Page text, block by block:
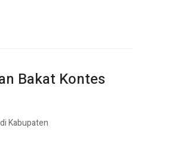
Bakat Kontes
Kabupaten